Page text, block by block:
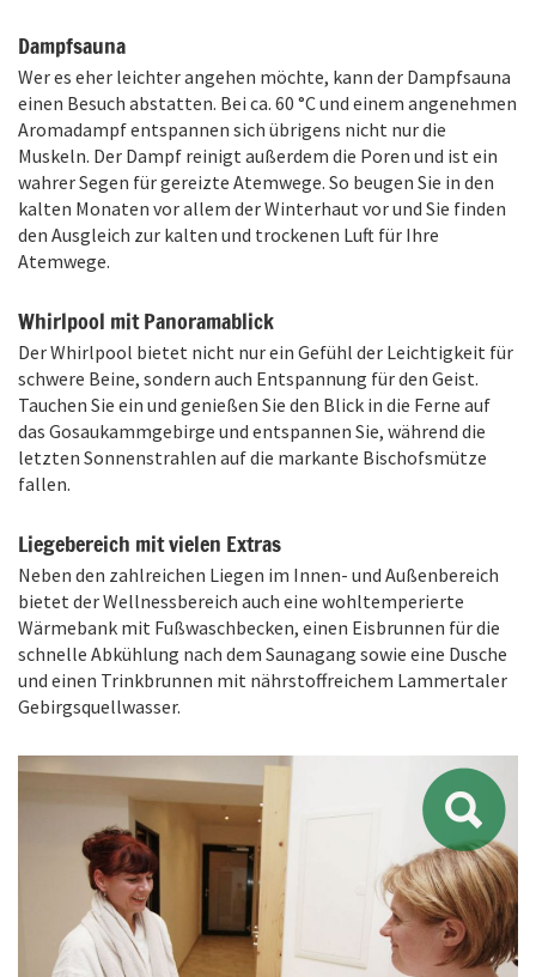
Dampfsauna
Wer es eher leichter angehen möchte, kann der Dampfsauna
einen Besuch abstatten. Bei ca. 60 °C und einem angenehmen
Aromadampf entspannen sich übrigens nicht nur die
Muskeln. Der Dampf reinigt außerdem die Poren und ist ein
wahrer Segen für gereizte Atemwege. So beugen Sie in den
kalten Monaten vor allem der Winterhaut vor und Sie finden
den Ausgleich zur kalten und trockenen Luft für Ihre
Atemwege.
Whirlpool mit Panoramablick
Der Whirlpool bietet nicht nur ein Gefühl der Leichtigkeit für
schwere Beine, sondern auch Entspannung für den Geist.
Tauchen Sie ein und genießen Sie den Blick in die Ferne auf
das Gosaukammgebirge und entspannen Sie, während die
letzten Sonnenstrahlen auf die markante Bischofsmütze
fallen.
Liegebereich mit vielen Extras
Neben den zahlreichen Liegen im Innen- und Außenbereich
bietet der Wellnessbereich auch eine wohltemperierte
Wärmebank mit Fußwaschbecken, einen Eisbrunnen für die
schnelle Abkühlung nach dem Saunagang sowie eine Dusche
und einen Trinkbrunnen mit nährstoffreichem Lammertaler
Gebirgsquellwasser.